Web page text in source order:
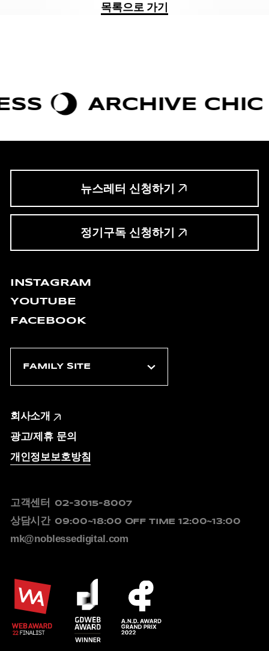
목록으로 가기
CHIC
뉴스레터 신청하기
정기구독 신청하기
INSTAGRAM
YOUTUBE
FACEBOOK
회사소개
광고/제휴 문의
개인정보보호방침
고객센터 02-3015-8007
상담시간 09:00~18:00 OFF TIME 12:00~13:00
mk@noblessedigital.com